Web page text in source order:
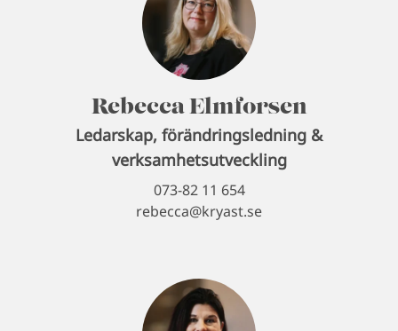
Rebecca Elmforsen
Ledarskap, förändringsledning &
verksamhetsutveckling
073-82 11 654
rebecca@kryast.se